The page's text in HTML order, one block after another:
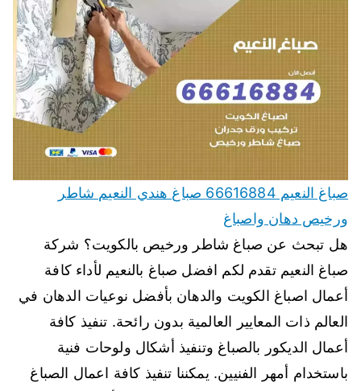
صباغ النعيم 66616884 صباغ هندي النعيم شاطر
ورخيص دهان واصباغ
هل تبحث عن صباغ شاطر ورخيص بالكويت؟ شركة
صباغ النعيم تقدم لكم افضل صباغ بالنعيم لأداء كافة
أعمال اصباغ الكويت والدهان بأفضل نوعيات الدهان في
العالم ذات المعايير العالمية بدون رائحة. تنفيذ كافة
أعمال الديكور بالصباغ وتنفيذ أشكال ولوحات فنية
باستخدام أمهر الفنيين. يمكننا تنفيذ كافة اعمال الصباغ